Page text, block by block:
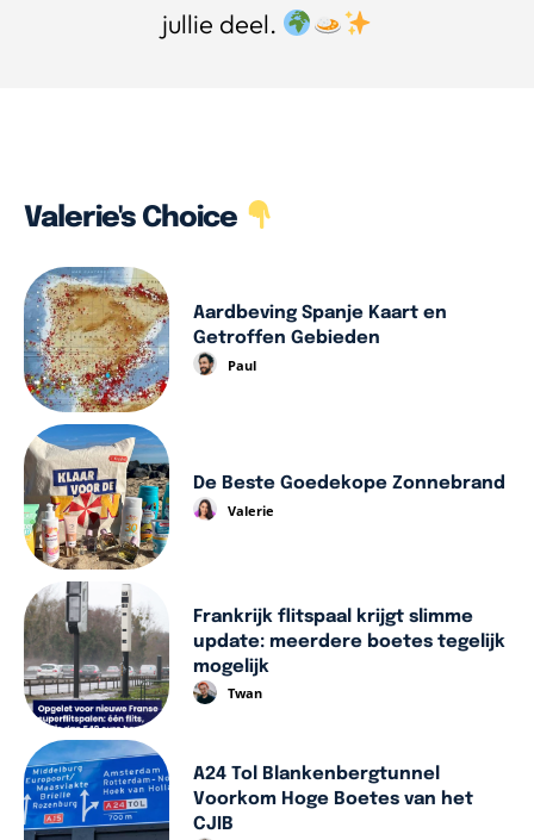
jullie deel.
Valerie's Choice
Aardbeving Spanje Kaart en
Getroffen Gebieden
Paul
De Beste Goedekope Zonnebrand
Valerie
Frankrijk flitspaal krijgt slimme
update: meerdere boetes tegelijk
mogelijk
Twan
A24 Tol Blankenbergtunnel
Voorkom Hoge Boetes van het
CJIB